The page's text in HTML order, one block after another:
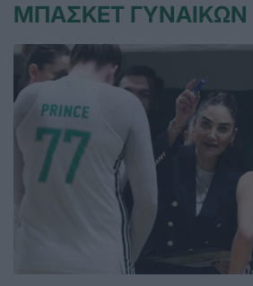
ΜΠΑΣΚΕΤ ΓΥΝΑΙΚΩΝ